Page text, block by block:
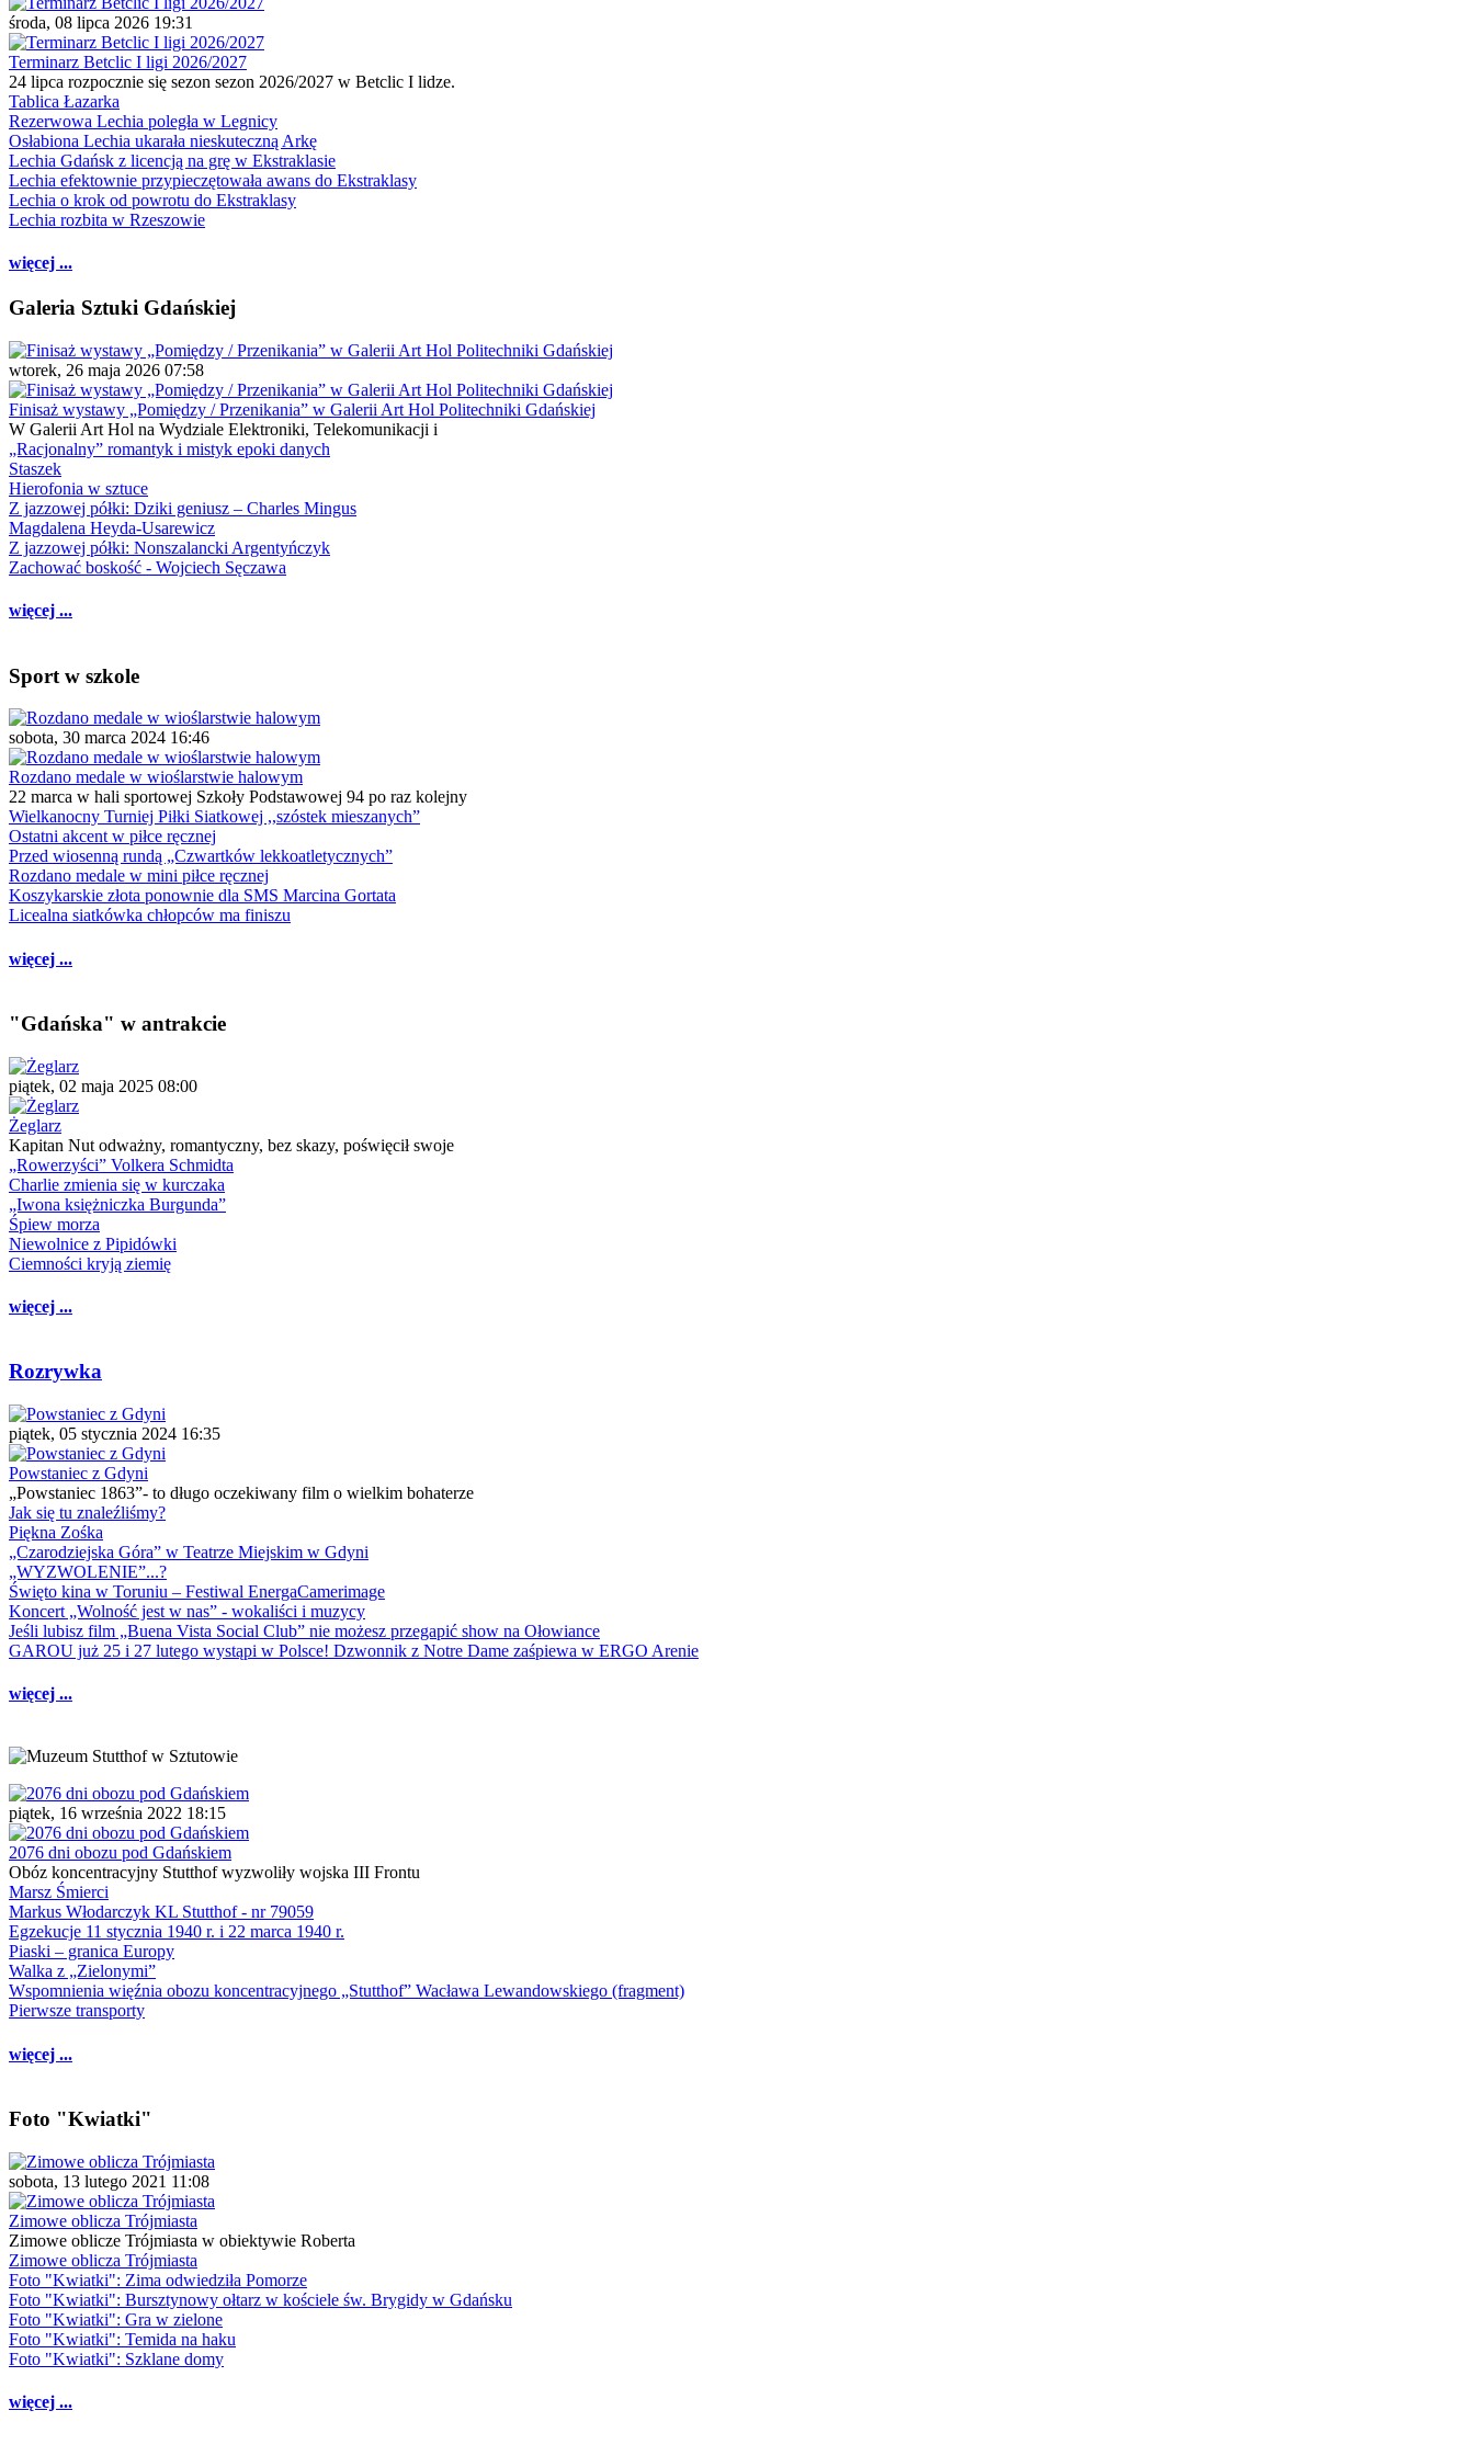
środa, 08 lipca 2026 19:31
Terminarz Betclic I ligi 2026/2027
24 lipca rozpocznie się sezon sezon 2026/2027 w Betclic I lidze.
Tablica Łazarka
Rezerwowa Lechia poległa w Legnicy
Osłabiona Lechia ukarała nieskuteczną Arkę
Lechia Gdańsk z licencją na grę w Ekstraklasie
Lechia efektownie przypieczętowała awans do Ekstraklasy
Lechia o krok od powrotu do Ekstraklasy
Lechia rozbita w Rzeszowie
więcej ...
Galeria Sztuki Gdańskiej
wtorek, 26 maja 2026 07:58
Finisaż wystawy „Pomiędzy / Przenikania” w Galerii Art Hol Politechniki Gdańskiej
W Galerii Art Hol na Wydziale Elektroniki, Telekomunikacji i
„Racjonalny” romantyk i mistyk epoki danych
Staszek
Hierofonia w sztuce
Z jazzowej półki: Dziki geniusz – Charles Mingus
Magdalena Heyda-Usarewicz
Z jazzowej półki: Nonszalancki Argentyńczyk
Zachować boskość - Wojciech Sęczawa
więcej ...
Sport w szkole
sobota, 30 marca 2024 16:46
Rozdano medale w wioślarstwie halowym
22 marca w hali sportowej Szkoły Podstawowej 94 po raz kolejny
Wielkanocny Turniej Piłki Siatkowej ,,szóstek mieszanych”
Ostatni akcent w piłce ręcznej
Przed wiosenną rundą „Czwartków lekkoatletycznych”
Rozdano medale w mini piłce ręcznej
Koszykarskie złota ponownie dla SMS Marcina Gortata
Licealna siatkówka chłopców ma finiszu
więcej ...
"Gdańska" w antrakcie
piątek, 02 maja 2025 08:00
Żeglarz
Kapitan Nut odważny, romantyczny, bez skazy, poświęcił swoje
„Rowerzyści” Volkera Schmidta
Charlie zmienia się w kurczaka
„Iwona księżniczka Burgunda”
Śpiew morza
Niewolnice z Pipidówki
Ciemności kryją ziemię
więcej ...
Rozrywka
piątek, 05 stycznia 2024 16:35
Powstaniec z Gdyni
„Powstaniec 1863”- to długo oczekiwany film o wielkim bohaterze
Jak się tu znaleźliśmy?
Piękna Zośka
„Czarodziejska Góra” w Teatrze Miejskim w Gdyni
„WYZWOLENIE”...?
Święto kina w Toruniu – Festiwal EnergaCamerimage
Koncert „Wolność jest w nas” - wokaliści i muzycy
Jeśli lubisz film „Buena Vista Social Club” nie możesz przegapić show na Ołowiance
GAROU już 25 i 27 lutego wystąpi w Polsce! Dzwonnik z Notre Dame zaśpiewa w ERGO Arenie
więcej ...
piątek, 16 września 2022 18:15
2076 dni obozu pod Gdańskiem
Obóz koncentracyjny Stutthof wyzwoliły wojska III Frontu
Marsz Śmierci
Markus Włodarczyk KL Stutthof - nr 79059
Egzekucje 11 stycznia 1940 r. i 22 marca 1940 r.
Piaski – granica Europy
Walka z „Zielonymi”
Wspomnienia więźnia obozu koncentracyjnego „Stutthof” Wacława Lewandowskiego (fragment)
Pierwsze transporty
więcej ...
Foto "Kwiatki"
sobota, 13 lutego 2021 11:08
Zimowe oblicza Trójmiasta
Zimowe oblicze Trójmiasta w obiektywie Roberta
Zimowe oblicza Trójmiasta
Foto "Kwiatki": Zima odwiedziła Pomorze
Foto "Kwiatki": Bursztynowy ołtarz w kościele św. Brygidy w Gdańsku
Foto "Kwiatki": Gra w zielone
Foto "Kwiatki": Temida na haku
Foto "Kwiatki": Szklane domy
więcej ...